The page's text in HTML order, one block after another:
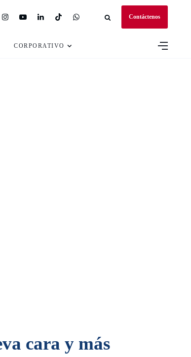
Contáctenos
CORPORATIVO
cara y más